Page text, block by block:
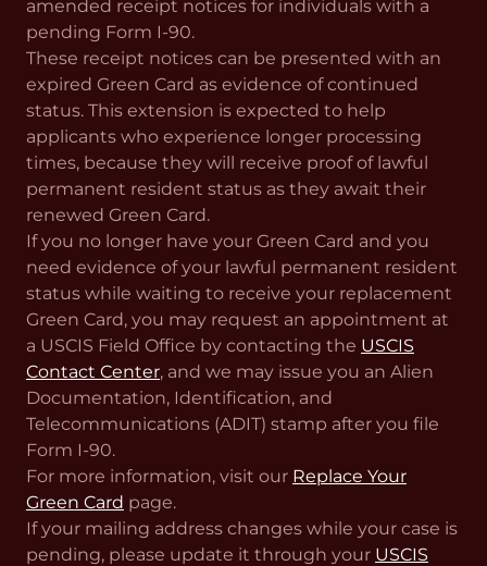
amended receipt notices for individuals with a
pending Form I-90.
These receipt notices can be presented with an
expired Green Card as evidence of continued
status. This extension is expected to help
applicants who experience longer processing
times, because they will receive proof of lawful
permanent resident status as they await their
renewed Green Card.
If you no longer have your Green Card and you
need evidence of your lawful permanent resident
status while waiting to receive your replacement
Green Card, you may request an appointment at
a USCIS Field Office by contacting the USCIS
Contact Center, and we may issue you an Alien
Documentation, Identification, and
Telecommunications (ADIT) stamp after you file
Form I-90.
For more information, visit our Replace Your
Green Card page.
If your mailing address changes while your case is
pending, please update it through your USCIS